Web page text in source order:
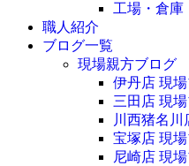
工場・倉庫
職人紹介
ブログ一覧
現場親方ブログ
伊丹店 現
三田店 現
川西猪名川
宝塚店 現
尼崎店 現